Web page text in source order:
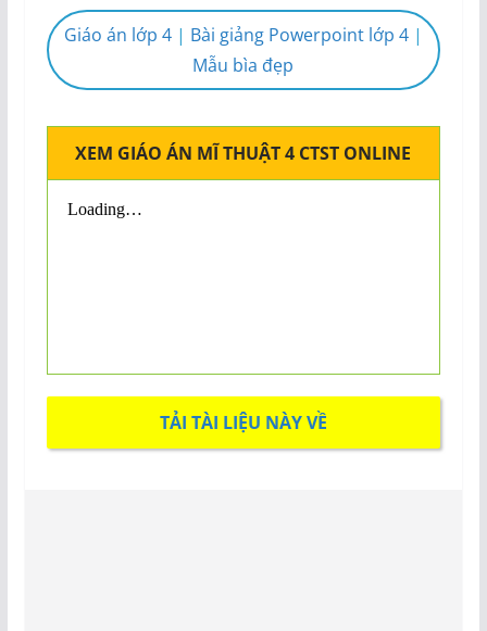
Giáo án lớp 4| Bài giảng Powerpoint lớp 4|
Mẫu bìa đẹp
XEM GIÁO ÁN MĨ THUẬT 4 CTST ONLINE
TẢI TÀI LIỆU NÀY VỀ